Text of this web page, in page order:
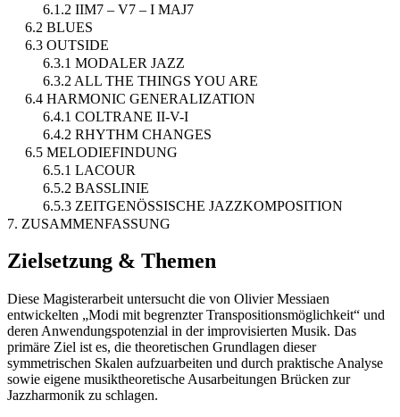
6.1.2 IIM7 – V7 – I MAJ7
6.2 BLUES
6.3 OUTSIDE
6.3.1 MODALER JAZZ
6.3.2 ALL THE THINGS YOU ARE
6.4 HARMONIC GENERALIZATION
6.4.1 COLTRANE II-V-I
6.4.2 RHYTHM CHANGES
6.5 MELODIEFINDUNG
6.5.1 LACOUR
6.5.2 BASSLINIE
6.5.3 ZEITGENÖSSISCHE JAZZKOMPOSITION
7. ZUSAMMENFASSUNG
Zielsetzung & Themen
Diese Magisterarbeit untersucht die von Olivier Messiaen
entwickelten „Modi mit begrenzter Transpositionsmöglichkeit“ und
deren Anwendungspotenzial in der improvisierten Musik. Das
primäre Ziel ist es, die theoretischen Grundlagen dieser
symmetrischen Skalen aufzuarbeiten und durch praktische Analyse
sowie eigene musiktheoretische Ausarbeitungen Brücken zur
Jazzharmonik zu schlagen.